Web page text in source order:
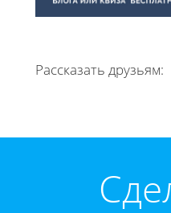
Рассказать друзьям: